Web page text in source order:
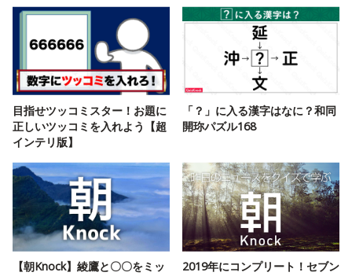
目指せツッコミスター！お題に
正しいツッコミを入れよう【超
インテリ版】
「？」に入る漢字はなに？和同
開珎パズル168
【朝Knock】綾鷹と〇〇をミッ
2019年にコンプリート！セブン